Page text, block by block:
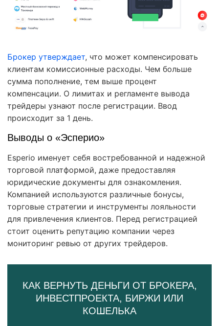
Брокер утверждает, что может компенсировать
клиентам комиссионные расходы. Чем больше
сумма пополнение, тем выше процент
компенсации. О лимитах и регламенте вывода
трейдеры узнают после регистрации. Ввод
происходит за 1 день.
Выводы о «Эсперио»
Esperio именует себя востребованной и надежной
торговой платформой, даже предоставляя
юридические документы для ознакомления.
Компанией используются различные бонусы,
торговые стратегии и инструменты лояльности
для привлечения клиентов. Перед регистрацией
стоит оценить репутацию компании через
мониторинг ревью от других трейдеров.
КАК ВЕРНУТЬ ДЕНЬГИ ОТ БРОКЕРА,
ИНВЕСТПРОЕКТА, БИРЖИ ИЛИ
КОШЕЛЬКА